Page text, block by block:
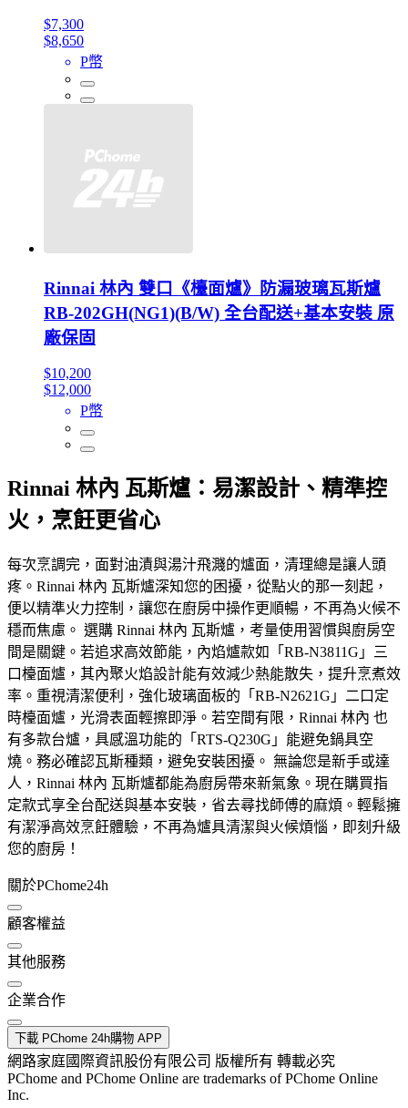
$7,300
$8,650
P幣
Rinnai 林內 雙口《檯面爐》防漏玻璃瓦斯爐
RB-202GH(NG1)(B/W) 全台配送+基本安裝 原
廠保固
$10,200
$12,000
P幣
Rinnai 林內 瓦斯爐：易潔設計、精準控
火，烹飪更省心
每次烹調完，面對油漬與湯汁飛濺的爐面，清理總是讓人頭
疼。Rinnai 林內 瓦斯爐深知您的困擾，從點火的那一刻起，
便以精準火力控制，讓您在廚房中操作更順暢，不再為火候不
穩而焦慮。 選購 Rinnai 林內 瓦斯爐，考量使用習慣與廚房空
間是關鍵。若追求高效節能，內焰爐款如「RB-N3811G」三
口檯面爐，其內聚火焰設計能有效減少熱能散失，提升烹煮效
率。重視清潔便利，強化玻璃面板的「RB-N2621G」二口定
時檯面爐，光滑表面輕擦即淨。若空間有限，Rinnai 林內 也
有多款台爐，具感溫功能的「RTS-Q230G」能避免鍋具空
燒。務必確認瓦斯種類，避免安裝困擾。 無論您是新手或達
人，Rinnai 林內 瓦斯爐都能為廚房帶來新氣象。現在購買指
定款式享全台配送與基本安裝，省去尋找師傅的麻煩。輕鬆擁
有潔淨高效烹飪體驗，不再為爐具清潔與火候煩惱，即刻升級
您的廚房！
關於PChome24h
顧客權益
其他服務
企業合作
下載 PChome 24h購物 APP
網路家庭國際資訊股份有限公司 版權所有 轉載必究
PChome and PChome Online are trademarks of PChome Online
Inc.